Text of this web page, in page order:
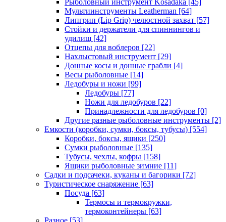
Рыболовный инструмент Kosadaka [45]
Мультиинструменты Leatherman [64]
Липгрип (Lip Grip) челюстной захват [57]
Стойки и держатели для спиннингов и
удилищ [42]
Отцепы для воблеров [22]
Нахлыстовый инструмент [29]
Донные косы и донные грабли [4]
Весы рыболовные [14]
Ледобуры и ножи [99]
Ледобуры [77]
Ножи для ледобуров [22]
Принадлежности для ледобуров [0]
Другие разные рыболовные инструменты [2]
Емкости (коробки, сумки, боксы, тубусы) [554]
Коробки, боксы, ящики [250]
Сумки рыболовные [135]
Тубусы, чехлы, кофры [158]
Ящики рыболовные зимние [11]
Садки и подсачеки, куканы и багорики [72]
Туристическое снаряжение [63]
Посуда [63]
Термосы и термокружки,
термоконтейнеры [63]